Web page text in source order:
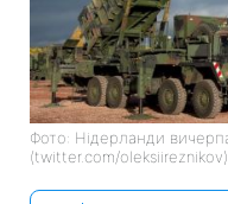
Фото: Нідерланди
(twitter.com/oleksiireznikov)